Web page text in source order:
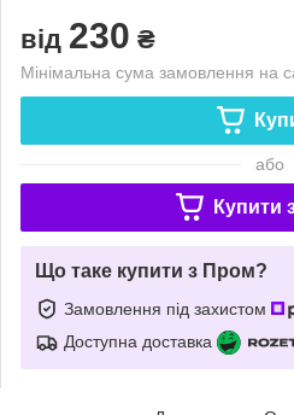
від 230 ₴
Мінімальна сума замовлення на
або
Купити
Що таке купити з Пром?
Замовлення під захистом
Доступна доставка